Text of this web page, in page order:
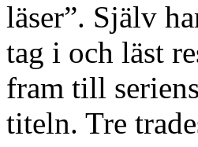
läser”. Själv
tag i och läst
fram till
titeln. Tre